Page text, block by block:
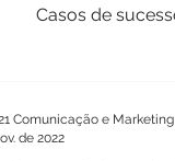
Casos de
Comunicação e Marketing
de 2022